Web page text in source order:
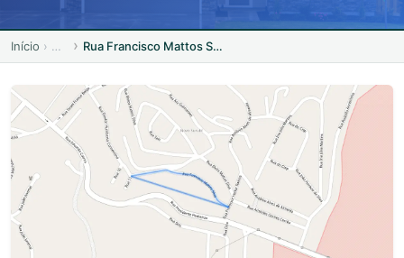
Início Rua Francisco Mattos Silva